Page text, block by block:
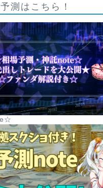
測はこちら！